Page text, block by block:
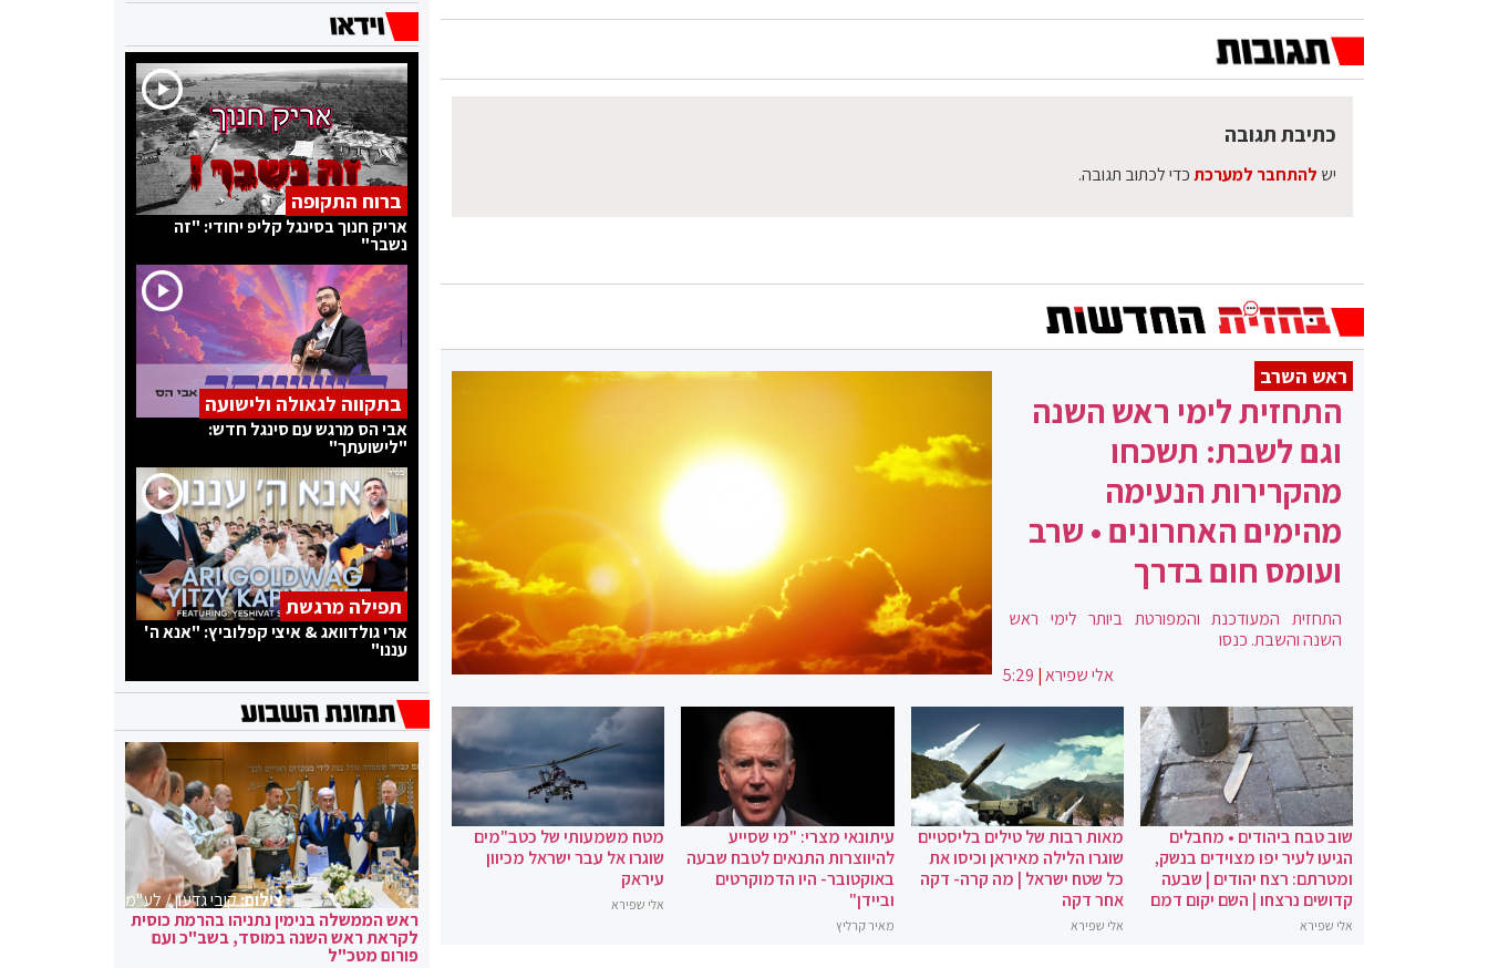
כתיבת תגובה
יש להתחבר למערכתכדי לכתוב תגובה.
ראש השרב
התחזית לימי ראש השנה
וגם לשבת: תשכחו
מהקרירות הנעימה
מהימים האחרונים • שרב
ועומס חום בדרך
התחזית המעודכנת והמפורטת ביותר לימי ראש
השנה והשבת. כנסו
אלי שפירא|
5:29
שוב טבח ביהודים • מחבלים
הגיעו לעיר יפו מצוידים בנשק,
ומטרתם: רצח יהודים | שבעה
קדושים נרצחו | השם יקום דמם
אלי שפירא
מאות רבות של טילים בליסטיים
שוגרו הלילה מאיראן וכיסו את
כל שטח ישראל | מה קרה- דקה
אחר דקה
אלי שפירא
עיתונאי מצרי: "מי שסייע
להיווצרות התנאים לטבח שבעה
באוקטובר- היו הדמוקרטים
וביידן"
מאיר קרליץ
מטח משמעותי של כטב"מים
שוגרו אל עבר ישראל מכיוון
עיראק
אלי שפירא
ברוח התקופה
אריק חנוך בסינגל קליפ יחודי: "זה
נשבר"
בתקווה לגאולה ולישועה
אבי הס מרגש עם סינגל חדש:
"לישועתך"
תפילה מרגשת
ארי גולדוואג & איצי קפלוביץ: "אנא ה'
עננו"
צילום:קובי גדעון / לע"מ
ראש הממשלה בנימין נתניהו בהרמת כוסית
לקראת ראש השנה במוסד, בשב"כ ועם
פורום מטכ"ל